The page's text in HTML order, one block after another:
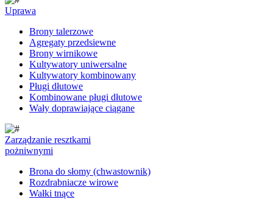
Uprawa
Brony talerzowe
Agregaty przedsiewne
Brony wirnikowe
Kultywatory uniwersalne
Kultywatory kombinowany
Pługi dłutowe
Kombinowane pługi dłutowe
Wały doprawiające ciągane
Zarządzanie resztkami
pożniwnymi
Brona do słomy (chwastownik)
Rozdrabniacze wirowe
Wałki tnące